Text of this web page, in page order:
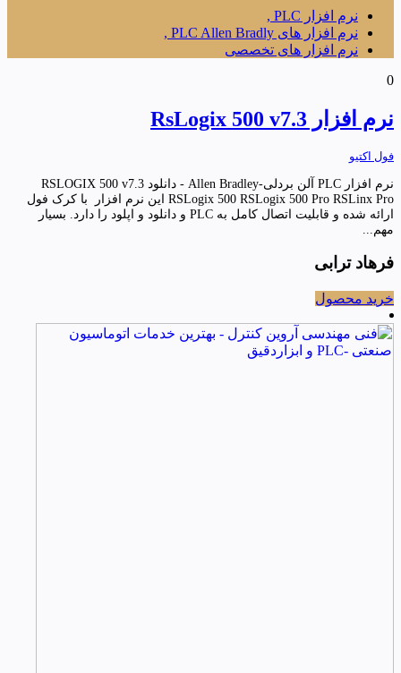
نرم افزار PLC ,
نرم افزار های PLC Allen Bradly ,
نرم افزار های تخصصی
0
نرم افزار RsLogix 500 v7.3
فول اکتیو
نرم افزار PLC آلن بردلی-Allen Bradley - دانلود RSLOGIX 500 v7.3
RSLogix 500 RSLogix 500 Pro RSLinx Pro این نرم افزار با کرک فول
ارائه شده و قابلیت اتصال کامل به PLC و دانلود و اپلود را دارد. بسیار
مهم...
فرهاد ترابی
خرید محصول